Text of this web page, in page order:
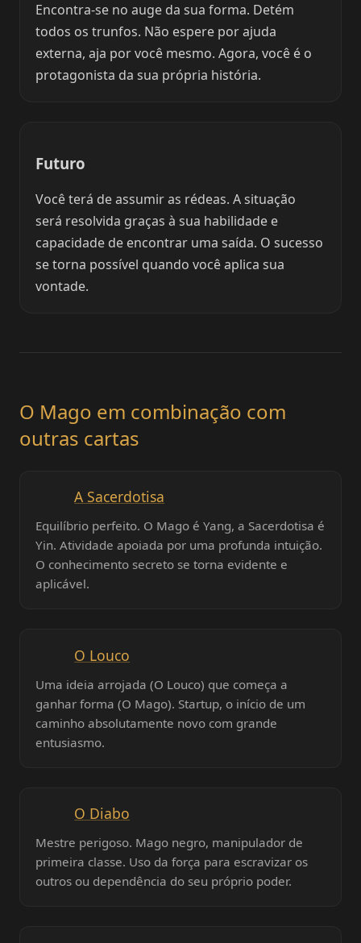
Encontra-se no auge da sua forma. Detém
todos os trunfos. Não espere por ajuda
externa, aja por você mesmo. Agora, você é o
protagonista da sua própria história.
Futuro
Você terá de assumir as rédeas. A situação
será resolvida graças à sua habilidade e
capacidade de encontrar uma saída. O sucesso
se torna possível quando você aplica sua
vontade.
O Mago em combinação com
outras cartas
A Sacerdotisa
Equilíbrio perfeito. O Mago é Yang, a Sacerdotisa é
Yin. Atividade apoiada por uma profunda intuição.
O conhecimento secreto se torna evidente e
aplicável.
O Louco
Uma ideia arrojada (O Louco) que começa a
ganhar forma (O Mago). Startup, o início de um
caminho absolutamente novo com grande
entusiasmo.
O Diabo
Mestre perigoso. Mago negro, manipulador de
primeira classe. Uso da força para escravizar os
outros ou dependência do seu próprio poder.